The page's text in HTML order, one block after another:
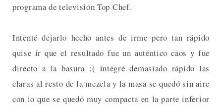
programa de televisión Top Chef.
Intenté dejarlo hecho antes de irme pero tan rápido
quise ir que el resultado fue un auténtico caos y fue
directo a la basura :( integré demasiado rápido las
claras al resto de la mezcla y la masa se quedó sin aire
con lo que se quedó muy compacta en la parte inferior